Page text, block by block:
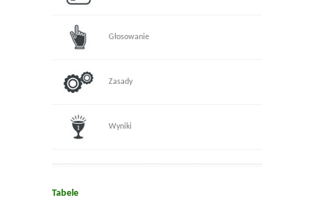
Głosowanie
Zasady
Wyniki
Tabele